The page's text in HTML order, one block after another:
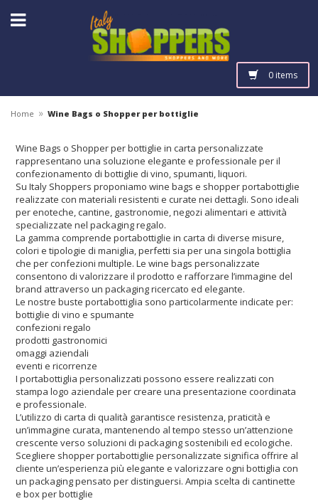
0 items
Home » Wine Bags o Shopper per bottiglie
Wine Bags o Shopper per bottiglie in carta personalizzate
rappresentano una soluzione elegante e professionale per il
confezionamento di bottiglie di vino, spumanti, liquori.
Su Italy Shoppers⁠ proponiamo wine bags e shopper portabottiglie
realizzate con materiali resistenti e curate nei dettagli. Sono ideali
per enoteche, cantine, gastronomie, negozi alimentari e attività
specializzate nel packaging regalo.
La gamma comprende portabottiglie in carta di diverse misure,
colori e tipologie di maniglia, perfetti sia per una singola bottiglia
che per confezioni multiple. Le wine bags personalizzate
consentono di valorizzare il prodotto e rafforzare l’immagine del
brand attraverso un packaging ricercato ed elegante.
Le nostre buste portabottiglia sono particolarmente indicate per:
bottiglie di vino e spumante
confezioni regalo
prodotti gastronomici
omaggi aziendali
eventi e ricorrenze
I portabottiglia personalizzati possono essere realizzati con
stampa logo aziendale per creare una presentazione coordinata
e professionale.
L’utilizzo di carta di qualità garantisce resistenza, praticità e
un’immagine curata, mantenendo al tempo stesso un’attenzione
crescente verso soluzioni di packaging sostenibili ed ecologiche.
Scegliere shopper portabottiglie personalizzate significa offrire al
cliente un’esperienza più elegante e valorizzare ogni bottiglia con
un packaging pensato per distinguersi. Ampia scelta di cantinette
e box per bottiglie